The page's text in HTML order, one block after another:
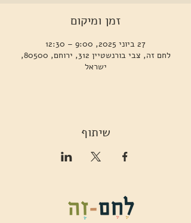
זמן ומיקום
27 ביוני 2025, 9:00 – 12:30
לחם זה, צבי בורנשטיין 312, ירוחם, 80500,
ישראל
שיתוף